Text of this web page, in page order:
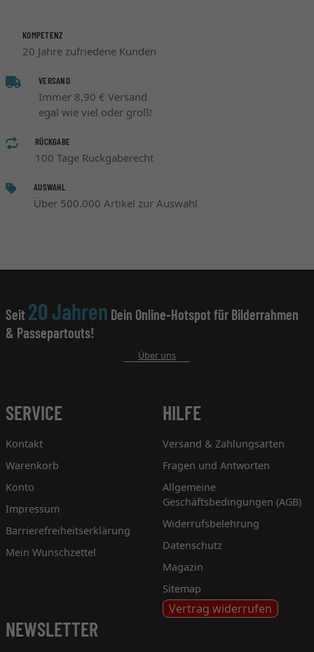
KOMPETENZ
20 Jahre zufriedene Kunden
VERSAND
Immer 8,90 € Versand
egal wie viel oder groß!
RÜCKGABE
100 Tage Rückgaberecht
AUSWAHL
Über 500.000 Artikel zur Auswahl
Seit 20 Jahren Dein Online-Hotspot für Bilderrahmen
& Passepartouts!
Über uns
SERVICE
Kontakt
Warenkorb
Konto
Impressum
Barrierefreiheitserklärung
Mein Wunschzettel
HILFE
Versand & Zahlungsarten
Fragen und Antworten
Allgemeine
Geschäftsbedingungen (AGB)
Widerrufsbelehrung
Datenschutz
Magazin
Sitemap
Vertrag widerrufen
NEWSLETTER